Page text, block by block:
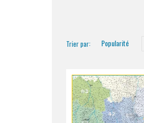
Trier par: Popularité